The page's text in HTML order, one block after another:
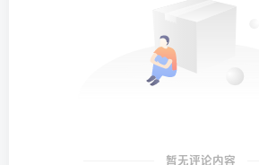
暂无评论内容